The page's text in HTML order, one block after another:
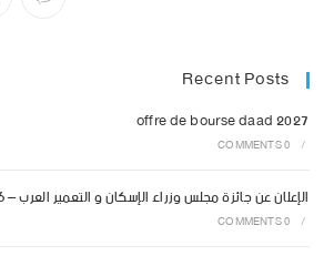
Recent Posts
offre de bourse daad 2027
/
0 COMMENTS
الإعلان عن جائزة مجلس وزراء الإسكان و التعمير العرب – 2026
/
0 COMMENTS